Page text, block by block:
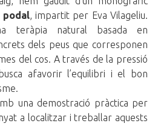
, impartit per Eva Vilageliu.
teràpia natural basada en
dels peus que corresponen
del cos. A través de la pressió
afavorir l’equilibri i el bon
una demostració pràctica per
a localitzar i treballar aquests